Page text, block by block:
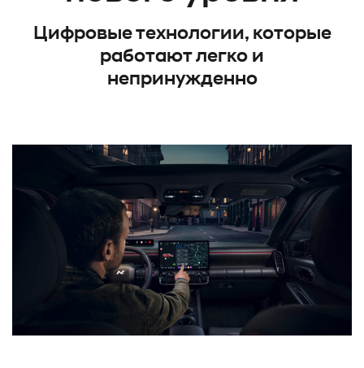
Цифровые технологии, которые
работают легко и
непринужденно